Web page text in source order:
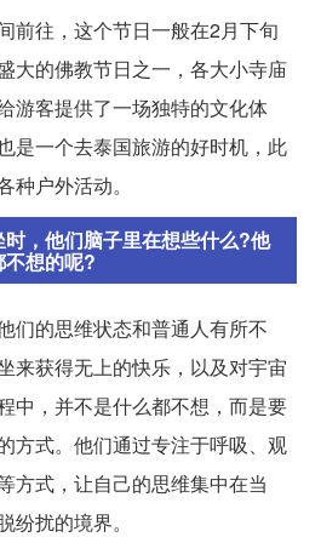
前往，这个节日一般在2月下旬
大的佛教节日之一，各大小寺庙
游客提供了一场独特的文化体
是一个去泰国旅游的好时机，此
种户外活动。
，他们脑子里在想些什么?他
想的呢?
们的思维状态和普通人有所不
来获得无上的快乐，以及对宇宙
中，并不是什么都不想，而是要
方式。他们通过专注于呼吸、观
方式，让自己的思维集中在当
扰的境界。